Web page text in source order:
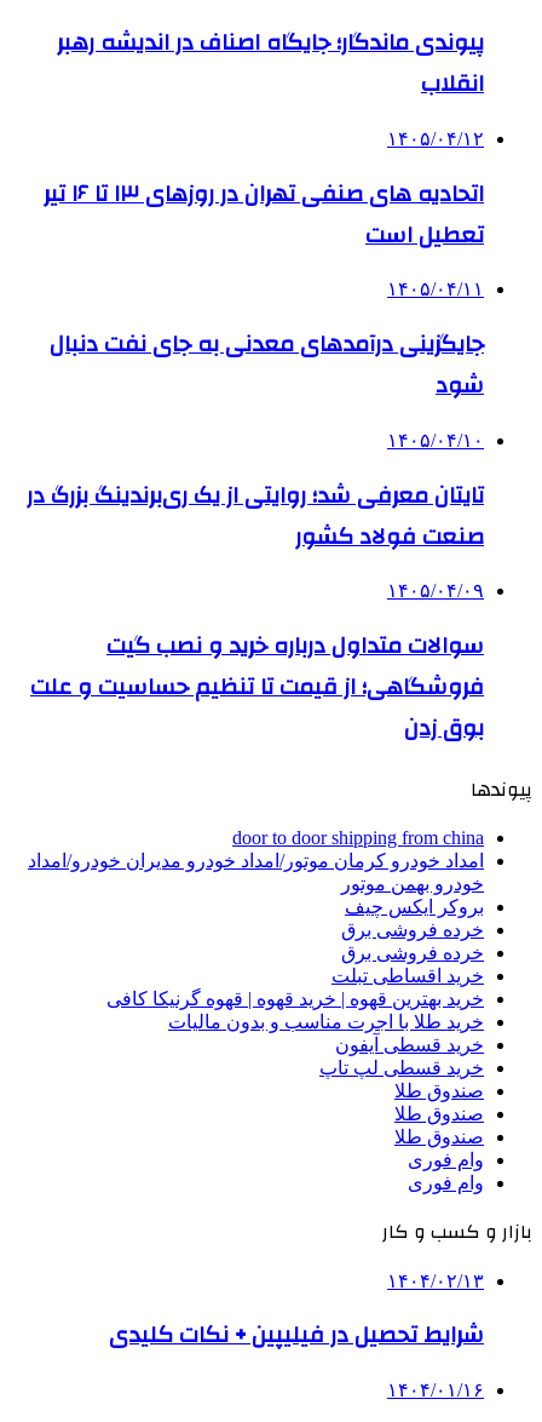
پیوندی ماندگار؛ جایگاه اصناف در اندیشه رهبر
انقلاب
۱۴۰۵/۰۴/۱۲
اتحادیه های صنفی تهران در روزهای ۱۳ تا ۱۶ تیر
تعطیل است
۱۴۰۵/۰۴/۱۱
جایگزینی درآمدهای معدنی به جای نفت دنبال
شود
۱۴۰۵/۰۴/۱۰
تایتان معرفی شد؛ روایتی از یک ری‌برندینگ بزرگ در
صنعت فولاد کشور
۱۴۰۵/۰۴/۰۹
سوالات متداول درباره خرید و نصب گیت
فروشگاهی؛ از قیمت تا تنظیم حساسیت و علت
بوق زدن
پیوندها
door to door shipping from china
امداد خودرو کرمان موتور/امداد خودرو مدیران خودرو/امداد
خودرو بهمن موتور
بروکر ایکس چیف
خرده فروشی برق
خرده فروشی برق
خرید اقساطی تبلت
خرید بهترین قهوه | خرید قهوه | قهوه گرنیکا کافی
خرید طلا با اجرت مناسب و بدون مالیات
خرید قسطی آیفون
خرید قسطی لپ تاپ
صندوق طلا
صندوق طلا
صندوق طلا
وام فوری
وام فوری
بازار و کسب و کار
۱۴۰۴/۰۲/۱۳
شرایط تحصیل در فیلیپین + نکات کلیدی
۱۴۰۴/۰۱/۱۶